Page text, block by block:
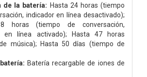
de la batería: Hasta 24 horas (tiempo
indicador en línea desactivado);
horas (tiempo de conversación,
en línea activado); Hasta 47 horas
música); Hasta 50 días (tiempo de
Batería recargable de iones de